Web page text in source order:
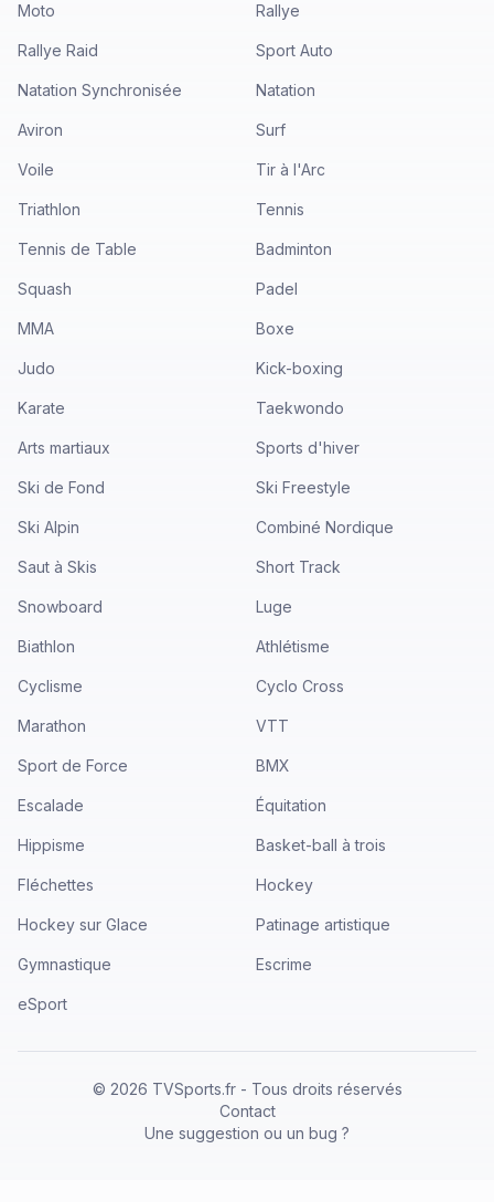
Moto Rallye
Rallye Raid Sport Auto
Natation Synchronisée Natation
Aviron Surf
Voile Tir à l'Arc
Triathlon Tennis
Tennis de Table Badminton
Squash Padel
MMA Boxe
Judo Kick-boxing
Karate Taekwondo
Arts martiaux Sports d'hiver
Ski de Fond Ski Freestyle
Ski Alpin Combiné Nordique
Saut à Skis Short Track
Snowboard Luge
Biathlon Athlétisme
Cyclisme Cyclo Cross
Marathon VTT
Sport de Force BMX
Escalade Équitation
Hippisme Basket-ball à trois
Fléchettes Hockey
Hockey sur Glace Patinage artistique
Gymnastique Escrime
eSport
© 2026 TVSports.fr - Tous droits réservés
Contact
Une suggestion ou un bug ?